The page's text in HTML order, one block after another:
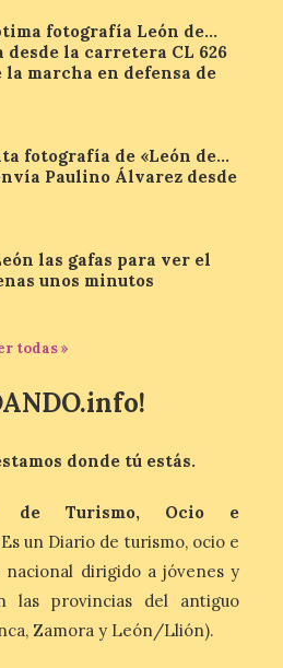
visible en la
[…]
de la lista
de
revela
y locales
este
revela los
y locales
para
con León y
Los españoles
de La
el
fotografía León de…
desde la carretera CL 626
la marcha en defensa de
fotografía de «León de…
Paulino Álvarez desde
las gafas para ver el
unos minutos
todas »
donde tú estás.
de Turismo, Ocio e
un Diario de turismo, ocio e
dirigido a jóvenes y
las provincias del antiguo
Zamora y León/Llión).